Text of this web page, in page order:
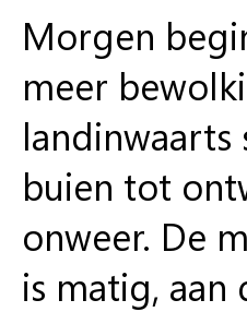
Morgen
meer
buien tot
onweer. De
is matig,